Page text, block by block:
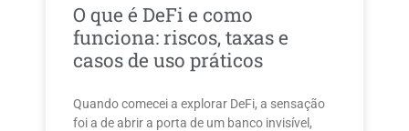
O que é DeFi e como
funciona: riscos, taxas e
casos de uso práticos
Quando comecei a explorar DeFi, a sensação
foi a de abrir a porta de um banco invisível,